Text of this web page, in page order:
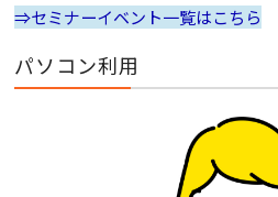
⇒セミナーイベント一覧はこちら
パソコン利用